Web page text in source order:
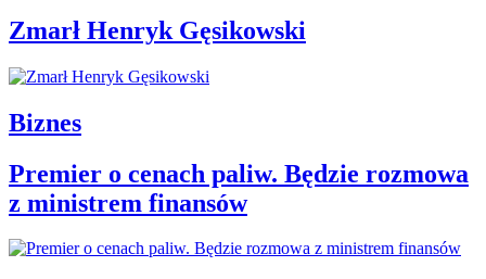
Zmarł Henryk Gęsikowski
Biznes
Premier o cenach paliw. Będzie rozmowa
z ministrem finansów